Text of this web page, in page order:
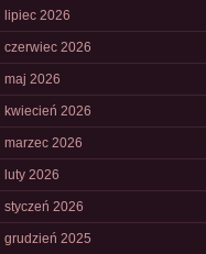
lipiec 2026
czerwiec 2026
maj 2026
kwiecień 2026
marzec 2026
luty 2026
styczeń 2026
grudzień 2025